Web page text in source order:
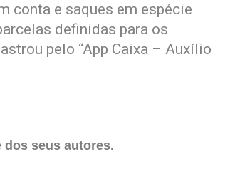
conta e saques em espécie
definidas para os
pelo “App Caixa – Auxílio
seus autores.